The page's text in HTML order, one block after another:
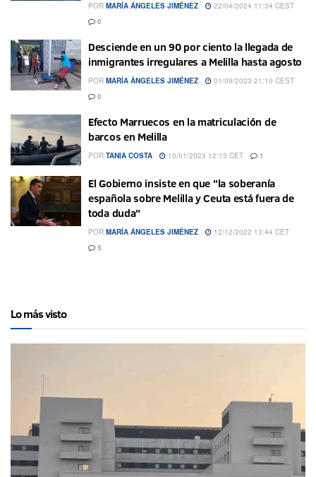
POR MARÍA ÁNGELES JIMÉNEZ
22/04/2024 11:34 CEST
0
Desciende en un 90 por ciento la llegada de
inmigrantes irregulares a Melilla hasta agosto
POR MARÍA ÁNGELES JIMÉNEZ
01/09/2023 21:10 CEST
0
Efecto Marruecos en la matriculación de
barcos en Melilla
POR TANIA COSTA 10/01/2023 12:13 CET 1
El Gobierno insiste en que "la soberanía
española sobre Melilla y Ceuta está fuera de
toda duda"
POR MARÍA ÁNGELES JIMÉNEZ
12/12/2022 13:44 CET
5
Lo más visto